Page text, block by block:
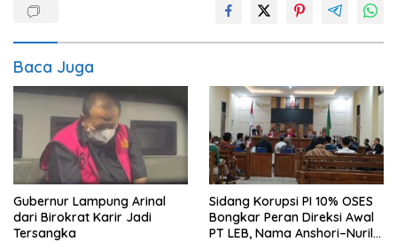
Baca Juga
Gubernur Lampung Arinal
dari Birokrat Karir Jadi
Tersangka
Sidang Korupsi PI 10% OSES
Bongkar Peran Direksi Awal
PT LEB, Nama Anshori–Nuril